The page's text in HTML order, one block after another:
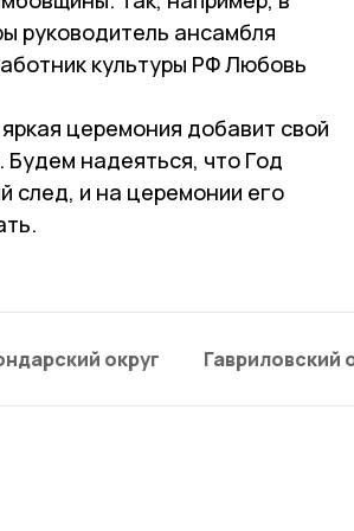
руководитель ансамбля
культуры РФ Любовь
церемония добавит свой
надеяться, что Год
след, и на церемонии его
округ Гавриловский